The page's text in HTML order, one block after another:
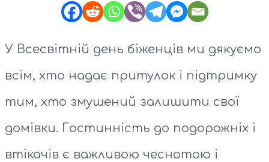
У Всесвітній день біженців ми дякуємо
всім, хто надає притулок і підтримку
тим, хто змушений залишити свої
домівки. Гостинність до подорожніх і
втікачів є важливою чеснотою і